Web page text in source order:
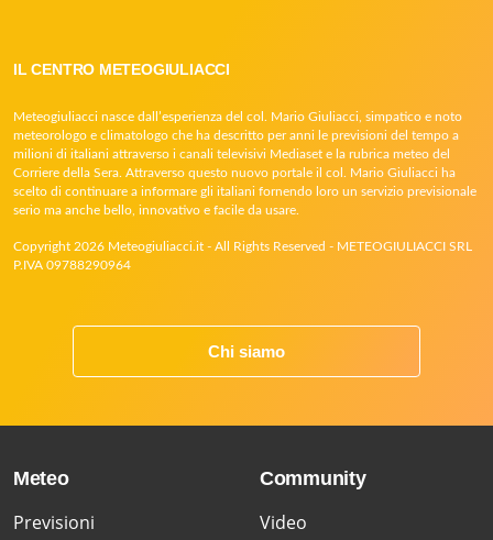
IL CENTRO METEOGIULIACCI
Meteogiuliacci nasce dall’esperienza del col. Mario Giuliacci, simpatico e noto
meteorologo e climatologo che ha descritto per anni le previsioni del tempo a
milioni di italiani attraverso i canali televisivi Mediaset e la rubrica meteo del
Corriere della Sera. Attraverso questo nuovo portale il col. Mario Giuliacci ha
scelto di continuare a informare gli italiani fornendo loro un servizio previsionale
serio ma anche bello, innovativo e facile da usare.
Copyright 2026 Meteogiuliacci.it - All Rights Reserved - METEOGIULIACCI SRL
P.IVA 09788290964
Chi siamo
Meteo
Previsioni
Community
Video